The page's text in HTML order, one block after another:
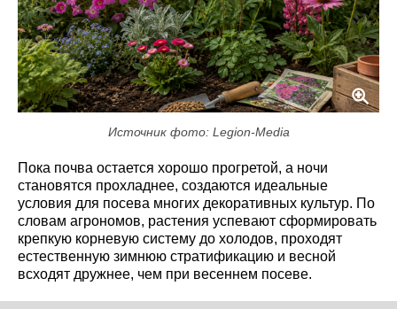
Источник фото: Legion-Media
Пока почва остается хорошо прогретой, а ночи
становятся прохладнее, создаются идеальные
условия для посева многих декоративных культур. По
словам агрономов, растения успевают сформировать
крепкую корневую систему до холодов, проходят
естественную зимнюю стратификацию и весной
всходят дружнее, чем при весеннем посеве.